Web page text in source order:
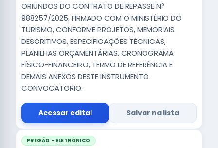
ORIUNDOS DO CONTRATO DE REPASSE Nº
988257/2025, FIRMADO COM O MINISTÉRIO DO
TURISMO, CONFORME PROJETOS, MEMORIAIS
DESCRITIVOS, ESPECIFICAÇÕES TÉCNICAS,
PLANILHAS ORÇAMENTÁRIAS, CRONOGRAMA
FÍSICO-FINANCEIRO, TERMO DE REFERÊNCIA E
DEMAIS ANEXOS DESTE INSTRUMENTO
CONVOCATÓRIO.
Acessar edital Salvar na lista
PREGÃO - ELETRÔNICO